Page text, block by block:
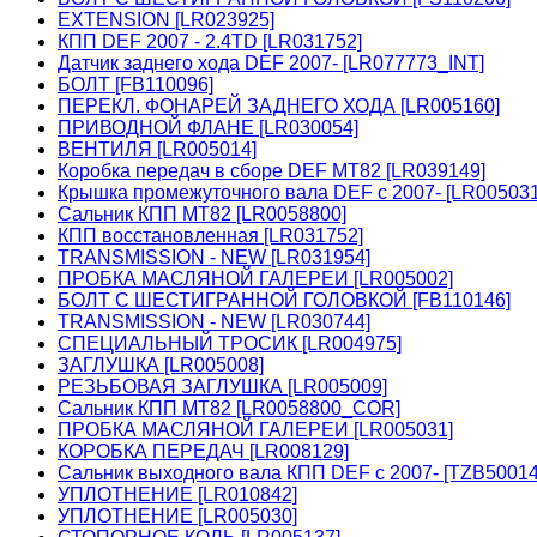
EXTENSION [LR023925]
КПП DEF 2007 - 2.4TD [LR031752]
Датчик заднего хода DEF 2007- [LR077773_INT]
БОЛТ [FB110096]
ПЕРЕКЛ. ФОНАРЕЙ ЗАДНЕГО ХОДА [LR005160]
ПРИВОДНОЙ ФЛАНЕ [LR030054]
ВЕНТИЛЯ [LR005014]
Коробка передач в сборе DEF MT82 [LR039149]
Крышка промежуточного вала DEF c 2007-
Сальник КПП МТ82 [LR0058800]
КПП восстановленная [LR031752]
TRANSMISSION - NEW [LR031954]
ПРОБКА МАСЛЯНОЙ ГАЛЕРЕИ [LR005002]
БОЛТ С ШЕСТИГРАННОЙ ГОЛОВКОЙ [FB110146]
TRANSMISSION - NEW [LR030744]
СПЕЦИАЛЬНЫЙ ТРОСИК [LR004975]
ЗАГЛУШКА [LR005008]
РЕЗЬБОВАЯ ЗАГЛУШКА [LR005009]
Сальник КПП МТ82 [LR0058800_COR]
ПРОБКА МАСЛЯНОЙ ГАЛЕРЕИ [LR005031]
КОРОБКА ПЕРЕДАЧ [LR008129]
Сальник выходного вала КПП DEF c 2007-
УПЛОТНЕНИЕ [LR010842]
УПЛОТНЕНИЕ [LR005030]